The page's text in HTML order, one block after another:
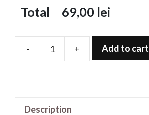
Total 69,00 lei
-
Folie
+ Add to cart
Description